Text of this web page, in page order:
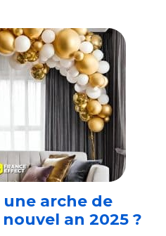
arche de
an 2025 ?